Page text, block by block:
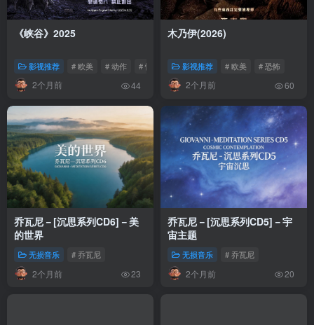
《峡谷》2025
影视推荐 # 欧美 # 动作 # 惊悚
2个月前 44
木乃伊(2026)
影视推荐 # 欧美 # 恐怖
2个月前 60
乔瓦尼－[沉思系列CD6]－美
的世界
无损音乐 # 乔瓦尼
2个月前 23
乔瓦尼－[沉思系列CD5]－宇
宙主题
无损音乐 # 乔瓦尼
2个月前 20